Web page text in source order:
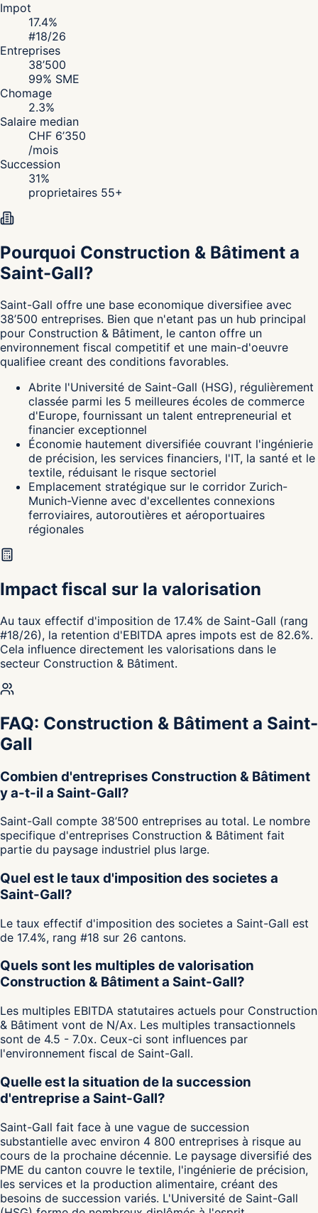
Impot
17.4%
#18/26
Entreprises
38’500
99% SME
Chomage
2.3%
Salaire median
CHF 6’350
/mois
Succession
31%
proprietaires 55+
Pourquoi Construction & Bâtiment a
Saint-Gall?
Saint-Gall offre une base economique diversifiee avec
38’500 entreprises. Bien que n'etant pas un hub principal
pour Construction & Bâtiment, le canton offre un
environnement fiscal competitif et une main-d'oeuvre
qualifiee creant des conditions favorables.
Abrite l'Université de Saint-Gall (HSG), régulièrement
classée parmi les 5 meilleures écoles de commerce
d'Europe, fournissant un talent entrepreneurial et
financier exceptionnel
Économie hautement diversifiée couvrant l'ingénierie
de précision, les services financiers, l'IT, la santé et le
textile, réduisant le risque sectoriel
Emplacement stratégique sur le corridor Zurich-
Munich-Vienne avec d'excellentes connexions
ferroviaires, autoroutières et aéroportuaires
régionales
Impact fiscal sur la valorisation
Au taux effectif d'imposition de 17.4% de Saint-Gall (rang
#18/26), la retention d'EBITDA apres impots est de 82.6%.
Cela influence directement les valorisations dans le
secteur Construction & Bâtiment.
FAQ: Construction & Bâtiment a Saint-
Gall
Combien d'entreprises Construction & Bâtiment
y a-t-il a Saint-Gall?
Saint-Gall compte 38’500 entreprises au total. Le nombre
specifique d'entreprises Construction & Bâtiment fait
partie du paysage industriel plus large.
Quel est le taux d'imposition des societes a
Saint-Gall?
Le taux effectif d'imposition des societes a Saint-Gall est
de 17.4%, rang #18 sur 26 cantons.
Quels sont les multiples de valorisation
Construction & Bâtiment a Saint-Gall?
Les multiples EBITDA statutaires actuels pour Construction
& Bâtiment vont de N/Ax. Les multiples transactionnels
sont de 4.5 - 7.0x. Ceux-ci sont influences par
l'environnement fiscal de Saint-Gall.
Quelle est la situation de la succession
d'entreprise a Saint-Gall?
Saint-Gall fait face à une vague de succession
substantielle avec environ 4 800 entreprises à risque au
cours de la prochaine décennie. Le paysage diversifié des
PME du canton couvre le textile, l'ingénierie de précision,
les services et la production alimentaire, créant des
besoins de succession variés. L'Université de Saint-Gall